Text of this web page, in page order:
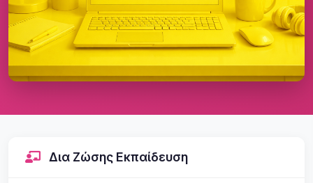
Δια Ζώσης Εκπαίδευση